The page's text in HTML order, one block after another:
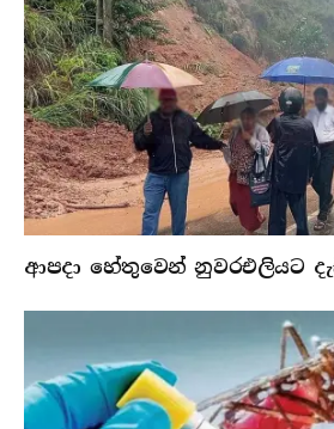
ආපදා හේතුවෙන් නුවරඑලියට